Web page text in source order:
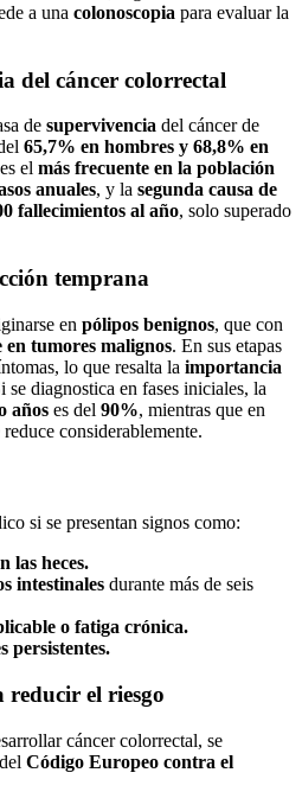
a una colonoscopia para evaluar la
del cáncer colorrectal
de supervivencia del cáncer de
65,7% en hombres y 68,8% en
el más frecuente en la población
anuales, y la segunda causa de
fallecimientos al año, solo superado
temprana
en pólipos benignos, que con
en tumores malignos. En sus etapas
lo que resalta la importancia
se diagnostica en fases iniciales, la
años es del 90%, mientras que en
considerablemente.
si se presentan signos como:
las heces.
intestinales durante más de seis
o fatiga crónica.
persistentes.
reducir el riesgo
cáncer colorrectal, se
Código Europeo contra el